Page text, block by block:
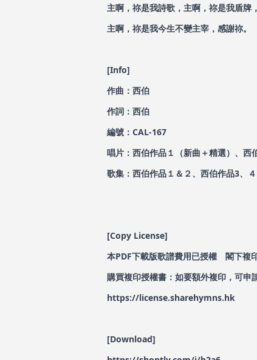
主啊，祢是我詩歌，主啊，祢是我盾牌，
主啊，祢是我今生不變主宰，感謝祢。
[Info]
作曲：西伯
作詞：西伯
編號：CAL-167
唱片：西伯作品１（新曲＋精選）、西
歌集：西伯作品１＆２、西伯作品3、４
[Copy License]
本PDF下載版歌譜費用已授權 閣下複
購買複印授權書：如要額外複印，可
https://license.sharehymns.hk
[Download]